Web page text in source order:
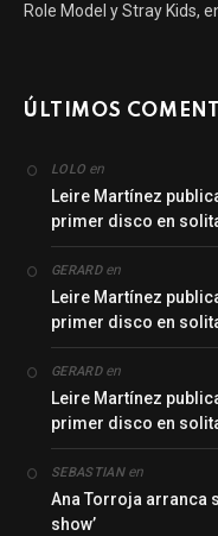
Role Model y Stray Kids,
ÚLTIMOS
LOLO en
Leire Martínez
primer disco en
GERARDen
Leire Martínez
primer disco en
GERARDen
Leire Martínez
primer disco en
SEBASTIANen
Ana Torroja arranca
show’